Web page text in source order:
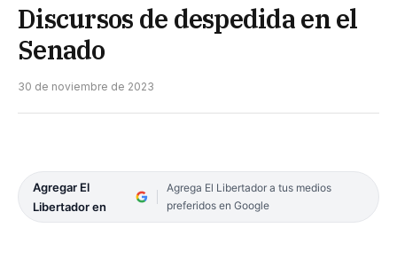
Discursos de despedida en el
Senado
30 de noviembre de 2023
Agregar El
Libertador en
Agrega El Libertador a tus medios
preferidos en Google